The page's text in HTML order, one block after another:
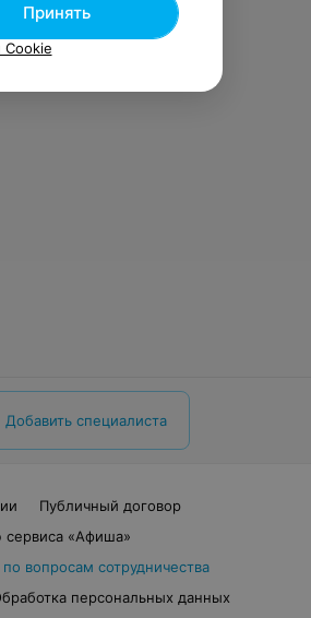
Добавить специалиста
Публичный договор
сервиса «Афиша»
по вопросам сотрудничества
персональных данных
Принять
Cookie